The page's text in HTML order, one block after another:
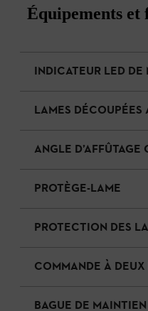
Équipements et
INDICATEUR LED
LAMES DÉCOUPÉES
ANGLE D’AFFÛTAGE
PROTÈGE-LAME
PROTECTION DES
COMMANDE À DEUX
BAGUE DE MAINTIEN